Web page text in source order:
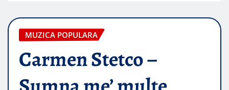
MUZICA POPULARA
Carmen Stetco –